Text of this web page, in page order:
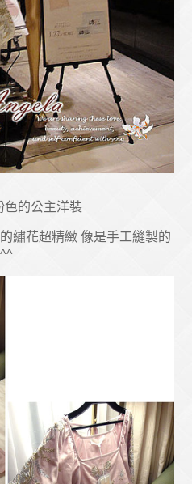
色的公主洋裝
繡花超精緻 像是手工縫製的
^^